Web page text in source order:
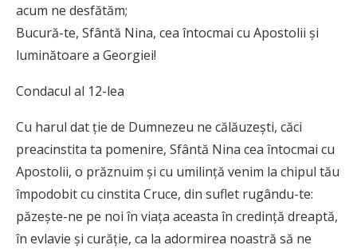
acum ne desfătăm;
Bucură-te, Sfântă Nina, cea întocmai cu Apostolii și
luminătoare a Georgiei!
Condacul al 12-lea
Cu harul dat ție de Dumnezeu ne călăuzești, căci
preacinstita ta pomenire, Sfântă Nina cea întocmai cu
Apostolii, o prăznuim și cu umilință venim la chipul tău
împodobit cu cinstita Cruce, din suflet rugându-te:
păzește-ne pe noi în viața aceasta în credință dreaptă,
în evlavie și curăție, ca la adormirea noastră să ne